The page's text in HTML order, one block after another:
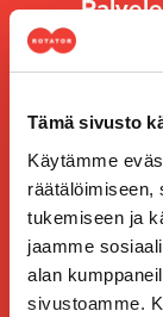
Tämä sivusto
Käytämme
räätälöimiseen,
tukemiseen ja
jaamme
alan
sivustoamme.